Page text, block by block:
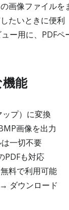
画像ファイルを
たいときに便利
ー用に、PDF
能
プ）に変換
画像を出力
一切不要
PDFも対応
料で利用可能
ダウンロード